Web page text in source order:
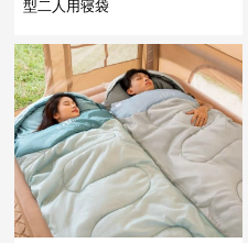
型二人用寝袋